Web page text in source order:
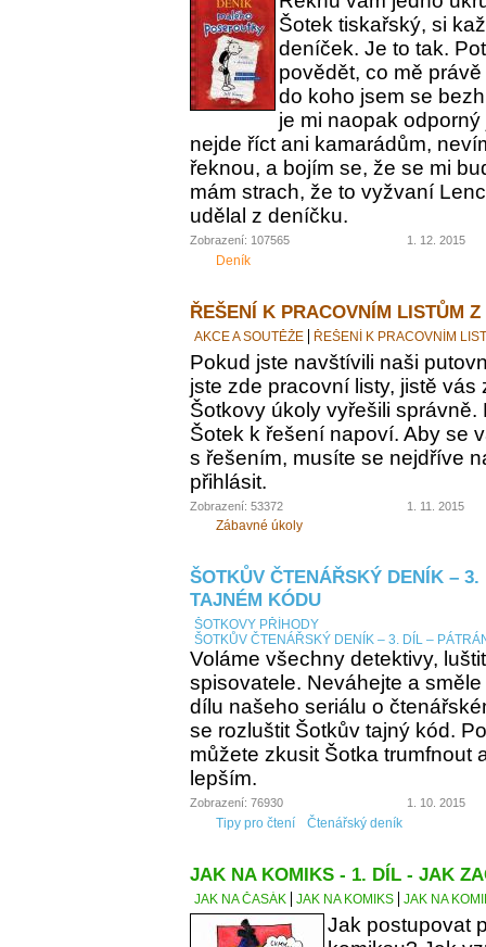
Šotek tiskařský, si
deníček. Je to tak.
povědět, co mě
do koho jsem se
je mi naopak
nejde říct ani kamarádům,
řeknou, a bojím se, že se mi
mám strach, že to vyžvaní
udělal z deníčku.
Zobrazení: 107565 1. 12. 2015
Deník
ŘEŠENÍ K PRACOVNÍM LISTŮM Z
AKCE A SOUTĚŽE ŘEŠENÍ K PRACOVNÍM
Pokud jste navštívili naši
jste zde pracovní listy, jistě vás
Šotkovy úkoly vyřešili
Šotek k řešení napoví. Aby se
s řešením, musíte se nejdříve
přihlásit.
Zobrazení: 53372 1. 11. 2015
Zábavné úkoly
ŠOTKŮV ČTENÁŘSKÝ DENÍK –
TAJNÉM KÓDU
ŠOTKOVY PŘÍHODY
ŠOTKŮV ČTENÁŘSKÝ DENÍK – 3. DÍL –
Voláme všechny detektivy,
spisovatele. Neváhejte a
dílu našeho seriálu o
se rozluštit Šotkův tajný kód.
můžete zkusit Šotka trumfnout
lepším.
Zobrazení: 76930 1. 10. 2015
Tipy pro čtení Čtenářský deník
JAK NA KOMIKS - 1. DÍL - JAK
JAK NA ČASÁK JAK NA KOMIKS JAK NA
Jak postupovat